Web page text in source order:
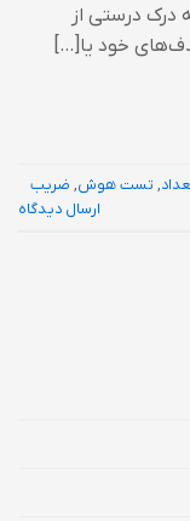
درک درستی از
خود یا[…]
, تست هوش, ضریب
ارسال دیدگاه